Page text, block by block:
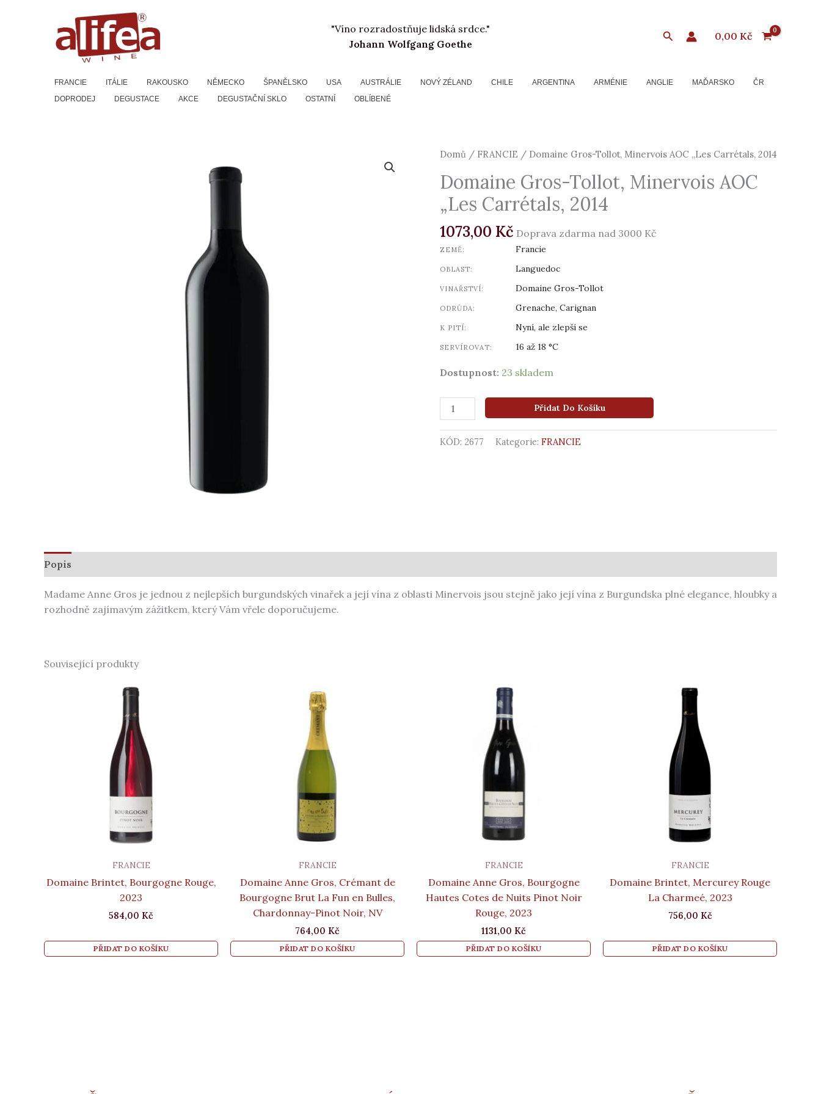
"Víno rozradostňuje lidská srdce."
Johann Wolfgang Goethe
Hledat 0,00 Kč
FRANCIE ITÁLIE RAKOUSKO NĚMECKO ŠPANĚLSKO USA AUSTRÁLIE NOVÝ ZÉLAND CHILE ARGENTINA ARMÉNIE ANGLIE MAĎARSKO
ČR
DOPRODEJ
DEGUSTACE AKCE DEGUSTAČNÍ SKLO OSTATNÍ OBLÍBENÉ
Domů / FRANCIE / Domaine Gros-Tollot, Minervois AOC „Les Carrétals, 2014
Domaine Gros-Tollot, Minervois AOC
„Les Carrétals, 2014
1073,00 Kč Doprava zdarma nad 3000 Kč
ZEMĚ: Francie
OBLAST: Languedoc
VINAŘSTVÍ: Domaine Gros-Tollot
ODRŮDA: Grenache, Carignan
K PITÍ: Nyní, ale zlepší se
SERVÍROVAT: 16 až 18 °C
Dostupnost: 23 skladem
Domaine
Tollot,
Minervois
AOC
"Les
Carrétals,
množství
Přidat Do Košíku
KÓD: 2677 Kategorie: FRANCIE
Popis
Madame Anne Gros je jednou z nejlepších burgundských vinařek a její vína z oblasti Minervois jsou stejně jako její vína z Burgundska plné elegance, hloubky a
rozhodně zajímavým zážitkem, který Vám vřele doporučujeme.
Související produkty
FRANCIE
Domaine Brintet, Bourgogne Rouge,
2023
584,00 Kč
PŘIDAT DO KOŠÍKU
FRANCIE
Domaine Anne Gros, Crémant de
Bourgogne Brut La Fun en Bulles,
Chardonnay-Pinot Noir, NV
764,00 Kč
PŘIDAT DO KOŠÍKU
FRANCIE
Domaine Anne Gros, Bourgogne
Hautes Cotes de Nuits Pinot Noir
Rouge, 2023
1131,00 Kč
PŘIDAT DO KOŠÍKU
FRANCIE
Domaine Brintet, Mercurey Rouge
La Charmeé, 2023
756,00 Kč
PŘIDAT DO KOŠÍKU